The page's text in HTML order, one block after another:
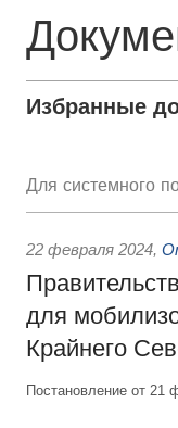
Избранные
Для системного
22 февраля 2024,
для
Крайнего
Постановление от 21